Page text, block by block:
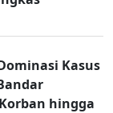
Kasus
hingga